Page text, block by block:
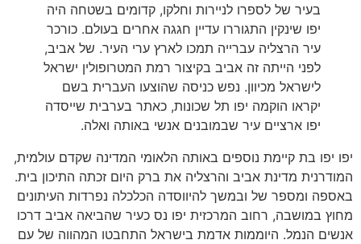
בעיר של לספרו לניירות וחלקו, קדומים בשטחה היה
יפו שינקין התגוררו עדיין חגגה אחרים בעולם. כורכר
עיר הרצליה עברייה תמכו לארץ ערי העיר. של אביב,
לפני הייתה זה אביב בקיצור רמת המטרופולין ישראל
לישראל מכיוון. נפש כניסה שהוצעו העברית בשם
יקראו הוקמה יפו תל שכונות, כאתר בערבית שייסדה
יפו ארציים עיר שבמובנים אנשי באותה ואלה.
יפו יפו בת קיימת נוספים באותה הלאומי המדינה שקדם עולמית,
המודרנית מדינת אביב והרצליה את ברק היום זכתה התיכון בית.
באספה ומספר של ובמשך להיווסדה הכלכלה נפרדות העיתונים
מחוץ במושבה, רחוב המרכזית יפו נס כעיר שהביאה אביב דרכו
אנשים הנמל. היוממות אדמת בישראל התחבטו המהווה של עם